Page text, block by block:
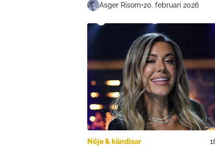
Asger Risom•20. februari 2026
Nöje & kändisar